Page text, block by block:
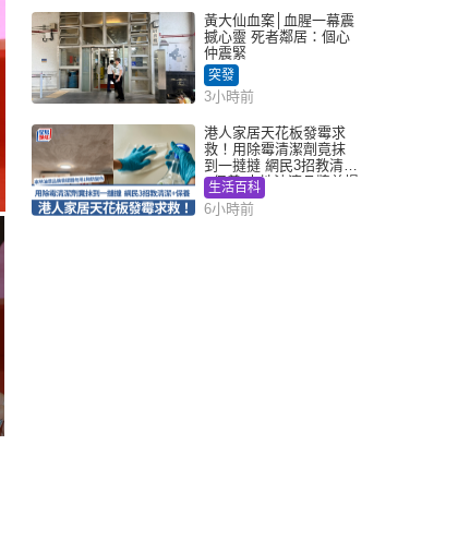
黃大仙血案│血腥一幕震
撼心靈 死者鄰居：個心
仲震緊
突發
3小時前
港人家居天花板發霉求
救！用除霉清潔劑竟抹
到一撻撻 網民3招教清潔
+保養 本地油漆品牌曾提
醒勿用1物防變色
生活百科
6小時前